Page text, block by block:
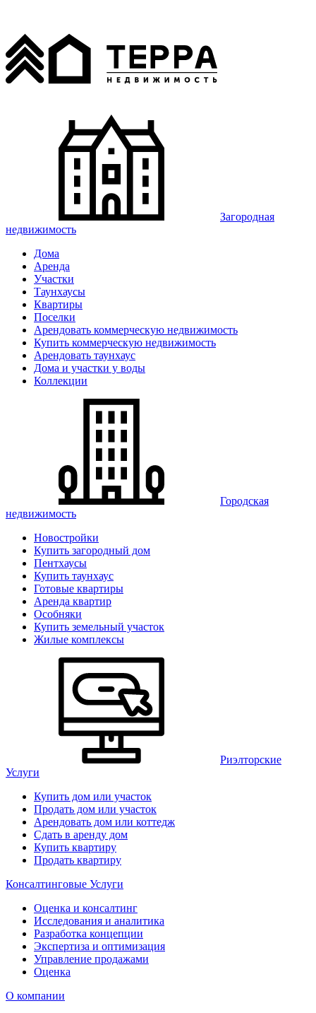
Загородная
недвижимость
Дома
Аренда
Участки
Таунхаусы
Квартиры
Поселки
Арендовать коммерческую недвижимость
Купить коммерческую недвижимость
Арендовать таунхаус
Дома и участки у воды
Коллекции
Городская
недвижимость
Новостройки
Купить загородный дом
Пентхаусы
Купить таунхаус
Готовые квартиры
Аренда квартир
Особняки
Купить земельный участок
Жилые комплексы
Риэлторские
Услуги
Купить дом или участок
Продать дом или участок
Арендовать дом или коттедж
Сдать в аренду дом
Купить квартиру
Продать квартиру
Консалтинговые Услуги
Оценка и консалтинг
Исследования и аналитика
Разработка концепции
Экспертиза и оптимизация
Управление продажами
Оценка
О компании